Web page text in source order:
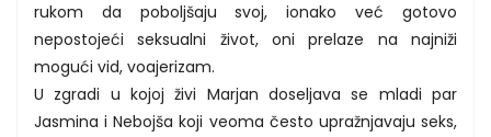
rukom da poboljšaju svoj, ionako već gotovo
nepostojeći seksualni život, oni prelaze na najniži
mogući vid, voajerizam.
U zgradi u kojoj živi Marjan doseljava se mladi par
Jasmina i Nebojša koji veoma često upražnjavaju seks,